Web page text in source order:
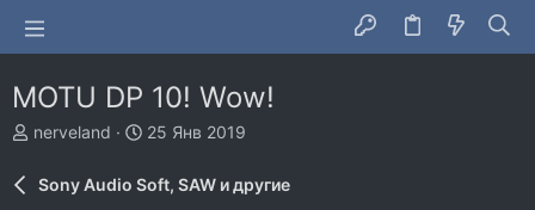
MOTU DP 10! Wow!
А
т
nerveland
Д
25 Янв 2019
Sony Audio Soft, SAW и другие